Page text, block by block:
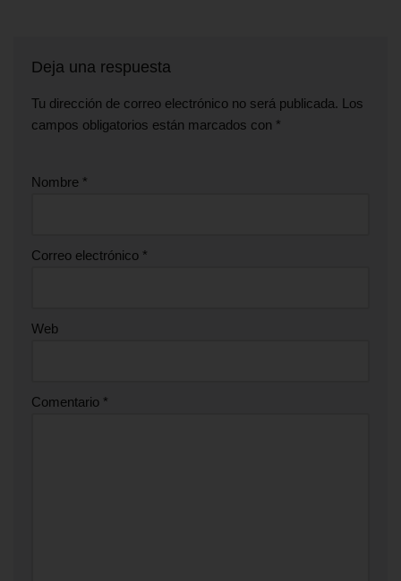
Deja una respuesta
Tu dirección de correo electrónico no será publicada. Los
campos obligatorios están marcados con *
Nombre *
Correo electrónico *
Web
Comentario *